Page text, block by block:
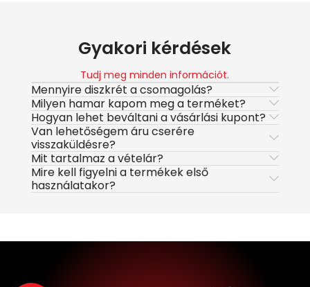
Gyakori kérdések
Tudj meg minden információt.
Mennyire diszkrét a csomagolás?
Milyen hamar kapom meg a terméket?
Hogyan lehet beváltani a vásárlási kupont?
Van lehetőségem áru cserére
visszaküldésre?
Mit tartalmaz a vételár?
Mire kell figyelni a termékek első
használatakor?